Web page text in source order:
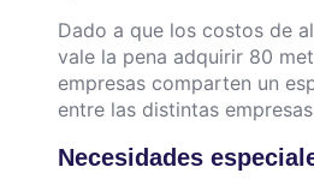
Dado a que los costos de
vale la pena adquirir 80
empresas comparten un
entre las distintas
Necesidades